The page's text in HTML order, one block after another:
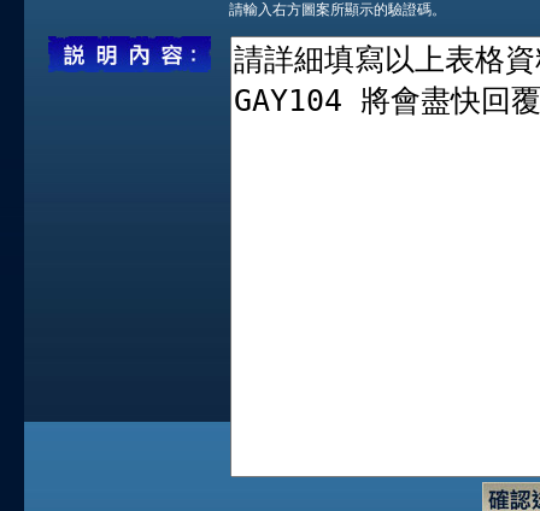
請輸入右方圖案所顯示的驗證碼。